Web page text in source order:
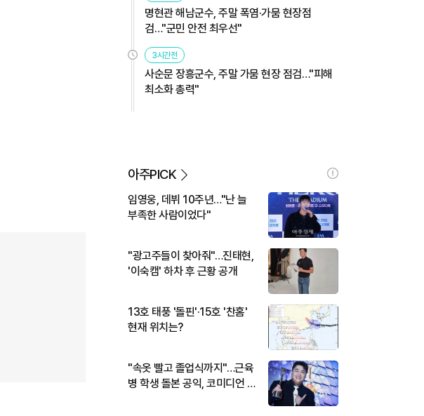
명현관 해남군수, 주말 폭염·가뭄 현장점
검…"군민 안전 최우선"
3시간전
사순문 장흥군수, 주말 가뭄 현장 점검…"피해
최소화 총력"
아주PICK
임영웅, 데뷔 10주년…"난 늘
부족한 사람이었다"
"광고주들이 찾아줘"…진태현,
'이숙캠' 하차 후 근황 공개
13호 태풍 '돌핀'·15호 '찬홈'
현재 위치는?
"속옷 빨고 졸업식까지"…근육
병 학생 돌본 공익, 코미디언 김